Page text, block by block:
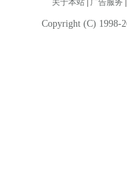
关于本站| 广告服务
Copyright (C) 1998-